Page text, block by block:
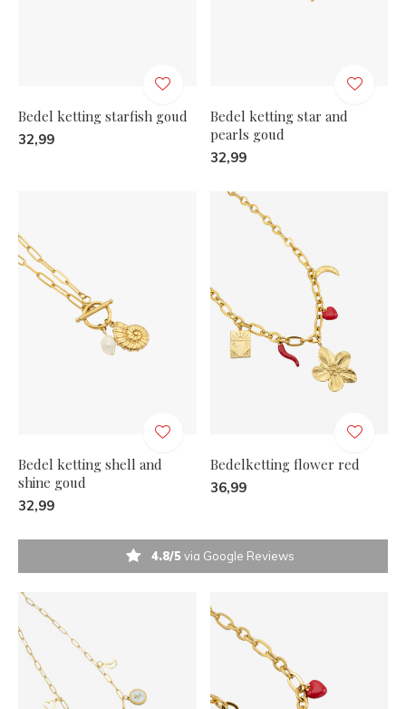
Bedel ketting starfish goud
32,99
Bedel ketting star and
pearls goud
32,99
Bedel ketting shell and
shine goud
32,99
Bedelketting flower red
36,99
4.8/5via Google Reviews